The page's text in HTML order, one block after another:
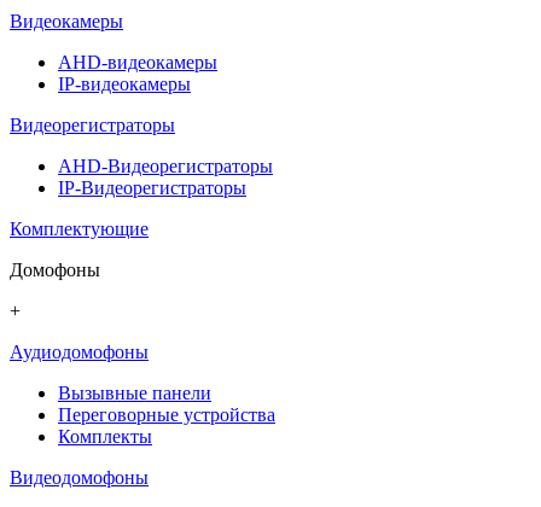
Видеокамеры
AHD-видеокамеры
IP-видеокамеры
Видеорегистраторы
AHD-Видеорегистраторы
IP-Видеорегистраторы
Комплектующие
Домофоны
+
Аудиодомофоны
Вызывные панели
Переговорные устройства
Комплекты
Видеодомофоны